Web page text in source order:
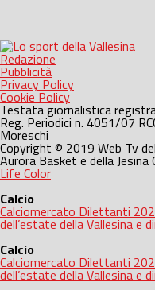
Redazione
Pubblicità
Privacy Policy
Cookie Policy
Testata giornalistica
Reg. Periodici n. 4051/07
Moreschi
Copyright © 2019 Web Tv
Aurora Basket e della
Life Color
Calcio
Calciomercato Dilettanti
dell’estate della Vallesina e
Calcio
Calciomercato Dilettanti
dell’estate della Vallesina e